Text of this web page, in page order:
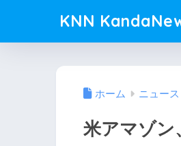
KNN
ホーム ニュース
米アマゾン